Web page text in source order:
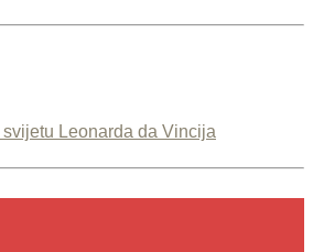
Leonarda da Vincija